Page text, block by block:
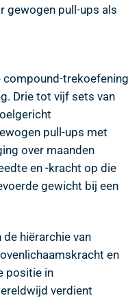
gewogen pull-ups als
compound-trekoefening
Drie tot vijf sets van
pull-ups met
over maanden
en -kracht op die
gewicht bij een
hiërarchie van
en
positie in
verdient